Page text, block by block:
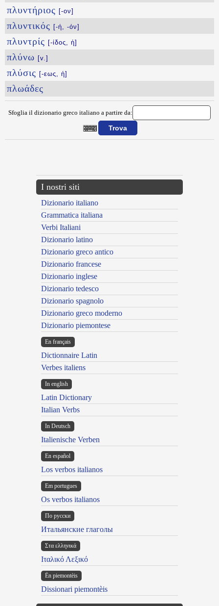
πλυντήριος [-ον]
πλυντικός [-ή, -όν]
πλυντρίς [-ίδος, ἡ]
πλύνω [v.]
πλύσις [-εως, ἡ]
πλωάδες
Sfoglia il dizionario greco italiano a partire da:
I nostri siti
Dizionario italiano
Grammatica italiana
Verbi Italiani
Dizionario latino
Dizionario greco antico
Dizionario francese
Dizionario inglese
Dizionario tedesco
Dizionario spagnolo
Dizionario greco moderno
Dizionario piemontese
En français
Dictionnaire Latin
Verbes italiens
In english
Latin Dictionary
Italian Verbs
In Deutsch
Italienische Verben
En español
Los verbos italianos
Em portugues
Os verbos italianos
По русски
Итальянские глаголы
Στα ελληνικά
Ιταλικό Λεξικό
Ën piemontèis
Dissionari piemontèis